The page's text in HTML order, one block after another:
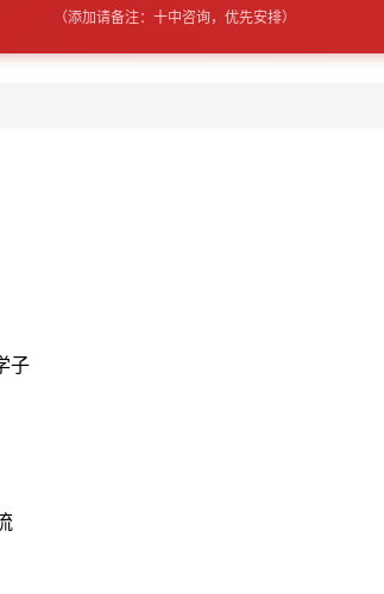
（添加请备注：十中咨询，优先安排）
子